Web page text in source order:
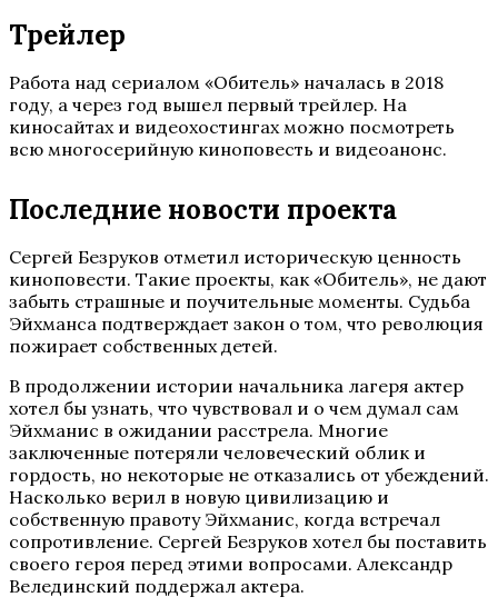
Трейлер
Работа над сериалом «Обитель» началась в 2018
году, а через год вышел первый трейлер. На
киносайтах и видеохостингах можно посмотреть
всю многосерийную киноповесть и видеоанонс.
Последние новости проекта
Сергей Безруков отметил историческую ценность
киноповести. Такие проекты, как «Обитель», не дают
забыть страшные и поучительные моменты. Судьба
Эйхманса подтверждает закон о том, что революция
пожирает собственных детей.
В продолжении истории начальника лагеря актер
хотел бы узнать, что чувствовал и о чем думал сам
Эйхманис в ожидании расстрела. Многие
заключенные потеряли человеческий облик и
гордость, но некоторые не отказались от убеждений.
Насколько верил в новую цивилизацию и
собственную правоту Эйхманис, когда встречал
сопротивление. Сергей Безруков хотел бы поставить
своего героя перед этими вопросами. Александр
Велединский поддержал актера.